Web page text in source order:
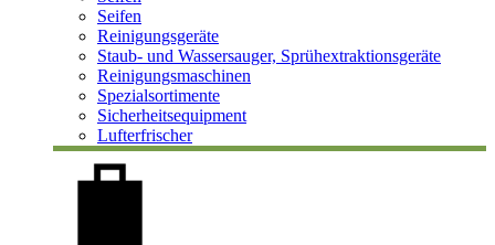
Seifen
Reinigungsgeräte
Staub- und Wassersauger, Sprühextraktionsgeräte
Reinigungsmaschinen
Spezialsortimente
Sicherheitsequipment
Lufterfrischer